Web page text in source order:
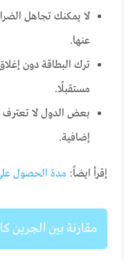
لا يمكنك تجاهل
عنها.
ترك البطاقة دون
مستقبلًا.
بعض الدول لا تعترف
إضافية.
إقرأ ايضاً: مدة الحصول
مقارنة بين الجرين